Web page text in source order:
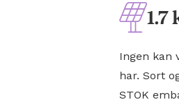
Ingen kan
har. Sort
STOK